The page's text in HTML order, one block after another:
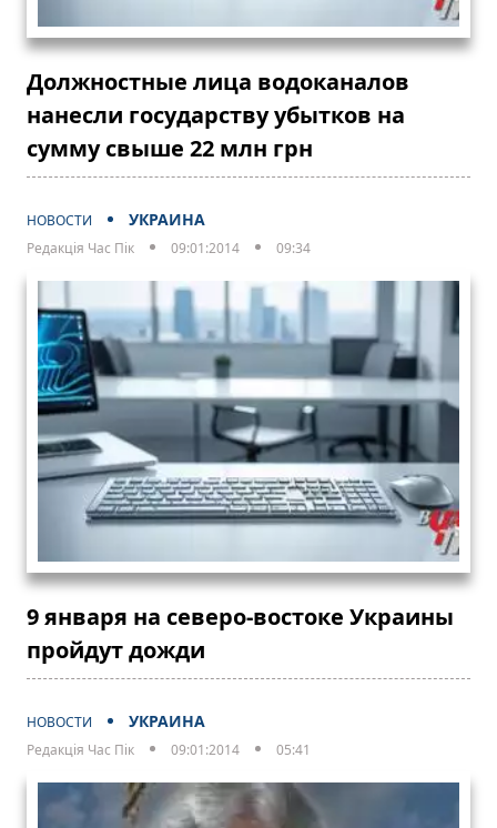
Должностные лица водоканалов
нанесли государству убытков на
сумму свыше 22 млн грн
НОВОСТИ УКРАИНА
Редакція Час Пік 09:01:2014 09:34
9 января на северо-востоке Украины
пройдут дожди
НОВОСТИ УКРАИНА
Редакція Час Пік 09:01:2014 05:41